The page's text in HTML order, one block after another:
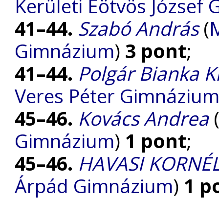
Kerületi Eötvös József
41–44. Szabó András(
Gimnázium) 3 pont;
41–44. Polgár Bianka
Veres Péter Gimnázium
45–46. Kovács Andrea(
Gimnázium) 1 pont;
45–46. HAVASI
Árpád Gimnázium) 1